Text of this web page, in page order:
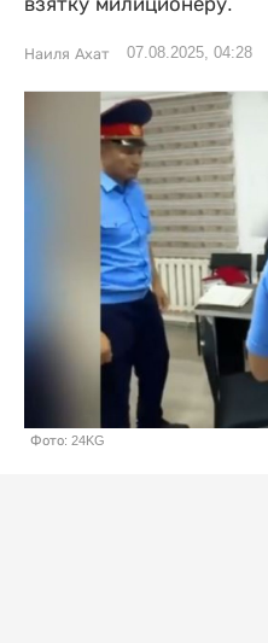
Наиля Ахат 07.08.2025, 04:28
Фото: 24KG